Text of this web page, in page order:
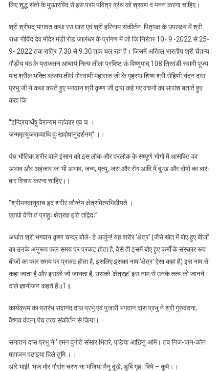
जन्ममृत्युजराव्याधि
लिए शुद्ध संतो के मुखारविंद से इस परम पवित्र ग्रंथ को श्रवण व मनन करना चाहिए।
श्री श्रीमद् भागवत कथा रस धारा एवं श्री हरिनाम संकीर्तन पितृपक्ष के उपलक्ष्य में श्री
राधा गोविंद देव मंदिर मंडी रोड जालंधर के प्रांगण में जो कि निरंतर 10- 9 -2022 से 25-
9- 2022 तक रात्रि 7:30 से 9:30 तक चल रहा है। जिसमें अखिल भारतीय श्री चैतन्य
गौड़ीय मठ के प्राकतन आचार्य नित्य लीला प्रविष्ट ऊं विष्णुपाद् 108 त्रिदंडी स्वामी पूज्य
पाद श्रील भक्ति बल्लभ तीर्थ गोस्वामी महाराज जी के गृहस्थ शिष्य श्री रोहिणी नंदन दास
प्रभु जी ने कथा करते हुए भगवान श्री कृष्ण जी द्वारा कहे गए वचनों का सारांश बताते हुए
कहा कि
“इन्द्रियार्थेषु वैराग्यम नहंकार एव च ।
जन्ममृत्युजराव्याधि दुःखदोषानुदर्शनम्” ।।
पंच भौतिक शरीर वाले इंसान को इस लोक और परलोक के सम्पूर्ण भोगों में आसक्ति का
अभाव और अहंकार का भी अभाव, जन्म, मृत्यु, जरा और रोग आदि में दुःख और दोषों का बार-
बार विचार करना चाहिए।।
“श्रीभगवानुवाच इदं शरीरं कौन्तेय क्षेत्रमित्यभिधीयते ।
एतद्यो वेत्ति तं प्राहुः क्षेत्रज्ञ इति तद्विदः”
अर्थात श्री भगवान कृष्ण चन्द्र बोले- हे अर्जुन! यह शरीर ‘क्षेत्र’ (जैसे खेत में बोए हुए बीजों
का उनके अनुरूप फल समय पर प्रकट होता है, वैसे ही इसमें बोए हुए कर्मों के संस्कार रूप
बीजों का फल समय पर प्रकट होता है, इसलिए इसका नाम ‘क्षेत्र’ ऐसा कहा है) इस नाम से
कहा जाता है और इसको जो जानता है, उसको ‘क्षेत्रज्ञ’ इस नाम से उनके तत्व को जानने
वाले ज्ञानीजन कहते हैं॥1॥
कार्यक्रम का प्रारंभ सदानंद दास प्रभु एवं पुजारी भगवान दास प्रभु ने श्री गुरुवंदना,
वैष्णव वंदना,पंच तत्व संकीर्तन से किया।
सनातन दास प्रभु ने ‘ एमन दुर्गति संसार भितरे, पडि़या आछिनु अमि। तव निज-जन-कोन
महाजन पठाइया दिले तुमि ।।
आरे भाई! भज मोर गौरांग चरण ना भजिया मैनु दुखे, डुबि गृह- विषे – कूपे।।